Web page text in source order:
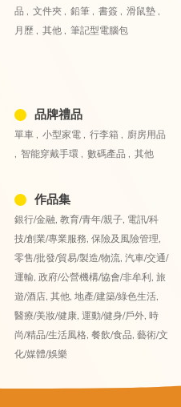
品 , 文件夾 , 鉛筆 , 書簽 , 滑鼠墊 ,
月歷 , 其他 , 筆記型電腦包
品牌禮品
單車 , 小型家電 , 行李箱 , 廚房用品
, 智能穿戴手環 , 數碼產品 , 其他
作品集
銀行/金融, 教育/青年/親子, 電訊/科
技/創業/專業服務, 保險及風險管理,
零售/批發/貿易/製造/物流, 汽車/交通/
運輸, 政府/公營機構/協會/非牟利, 旅
遊/酒店, 其他, 地產/建築/綠色生活,
醫療/美妝/健康, 運動/健身/戶外, 時
尚/精品/生活風格, 餐飲/食品, 藝術/文
化/媒體/娛樂